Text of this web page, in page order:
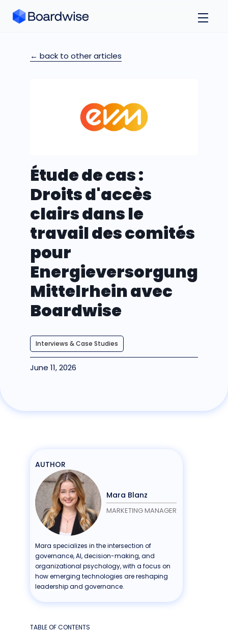
← back to other articles
Étude de cas :
Droits d'accès
clairs dans le
travail des comités
pour
Energieversorgung
Mittelrhein avec
Boardwise
Interviews & Case Studies
June 11, 2026
AUTHOR
Mara Blanz
MARKETING MANAGER
Mara specializes in the intersection of
governance, AI, decision-making, and
organizational psychology, with a focus on
how emerging technologies are reshaping
leadership and governance.
TABLE OF CONTENTS